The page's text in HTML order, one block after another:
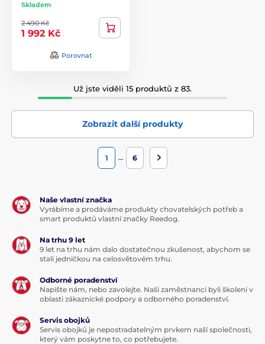
Skladem
2 490 Kč
1 992 Kč
Porovnat
Už jste viděli 15 produktů z 83.
Zobrazit další produkty
1 … 6
Naše vlastní značka
Vyrábíme a prodáváme produkty chovatelských potřeb a
smart produktů vlastní značky Reedog.
Na trhu 9 let
9 let na trhu nám dalo dostatečnou zkušenost, abychom se
stali jedničkou na celosvětovém trhu.
Odborné poradenství
Napište nám, nebo zavolejte. Naši zaměstnanci byli školeni v
oblasti zákaznické podpory a odborného poradenství.
Servis obojků
Servis obojků je nepostradatelným prvkem naší společnosti,
který vám poskytne to, co potřebujete.